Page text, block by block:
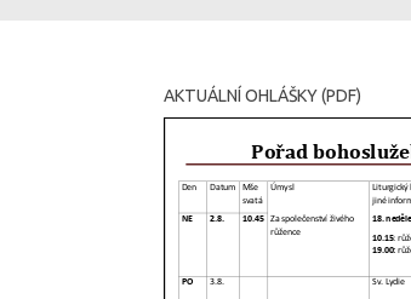
AKTUÁLNÍ OHLÁŠKY (PDF)